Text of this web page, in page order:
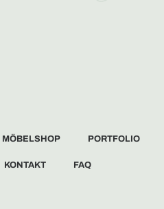
MÖBELSHOP PORTFOLIO
KONTAKT FAQ